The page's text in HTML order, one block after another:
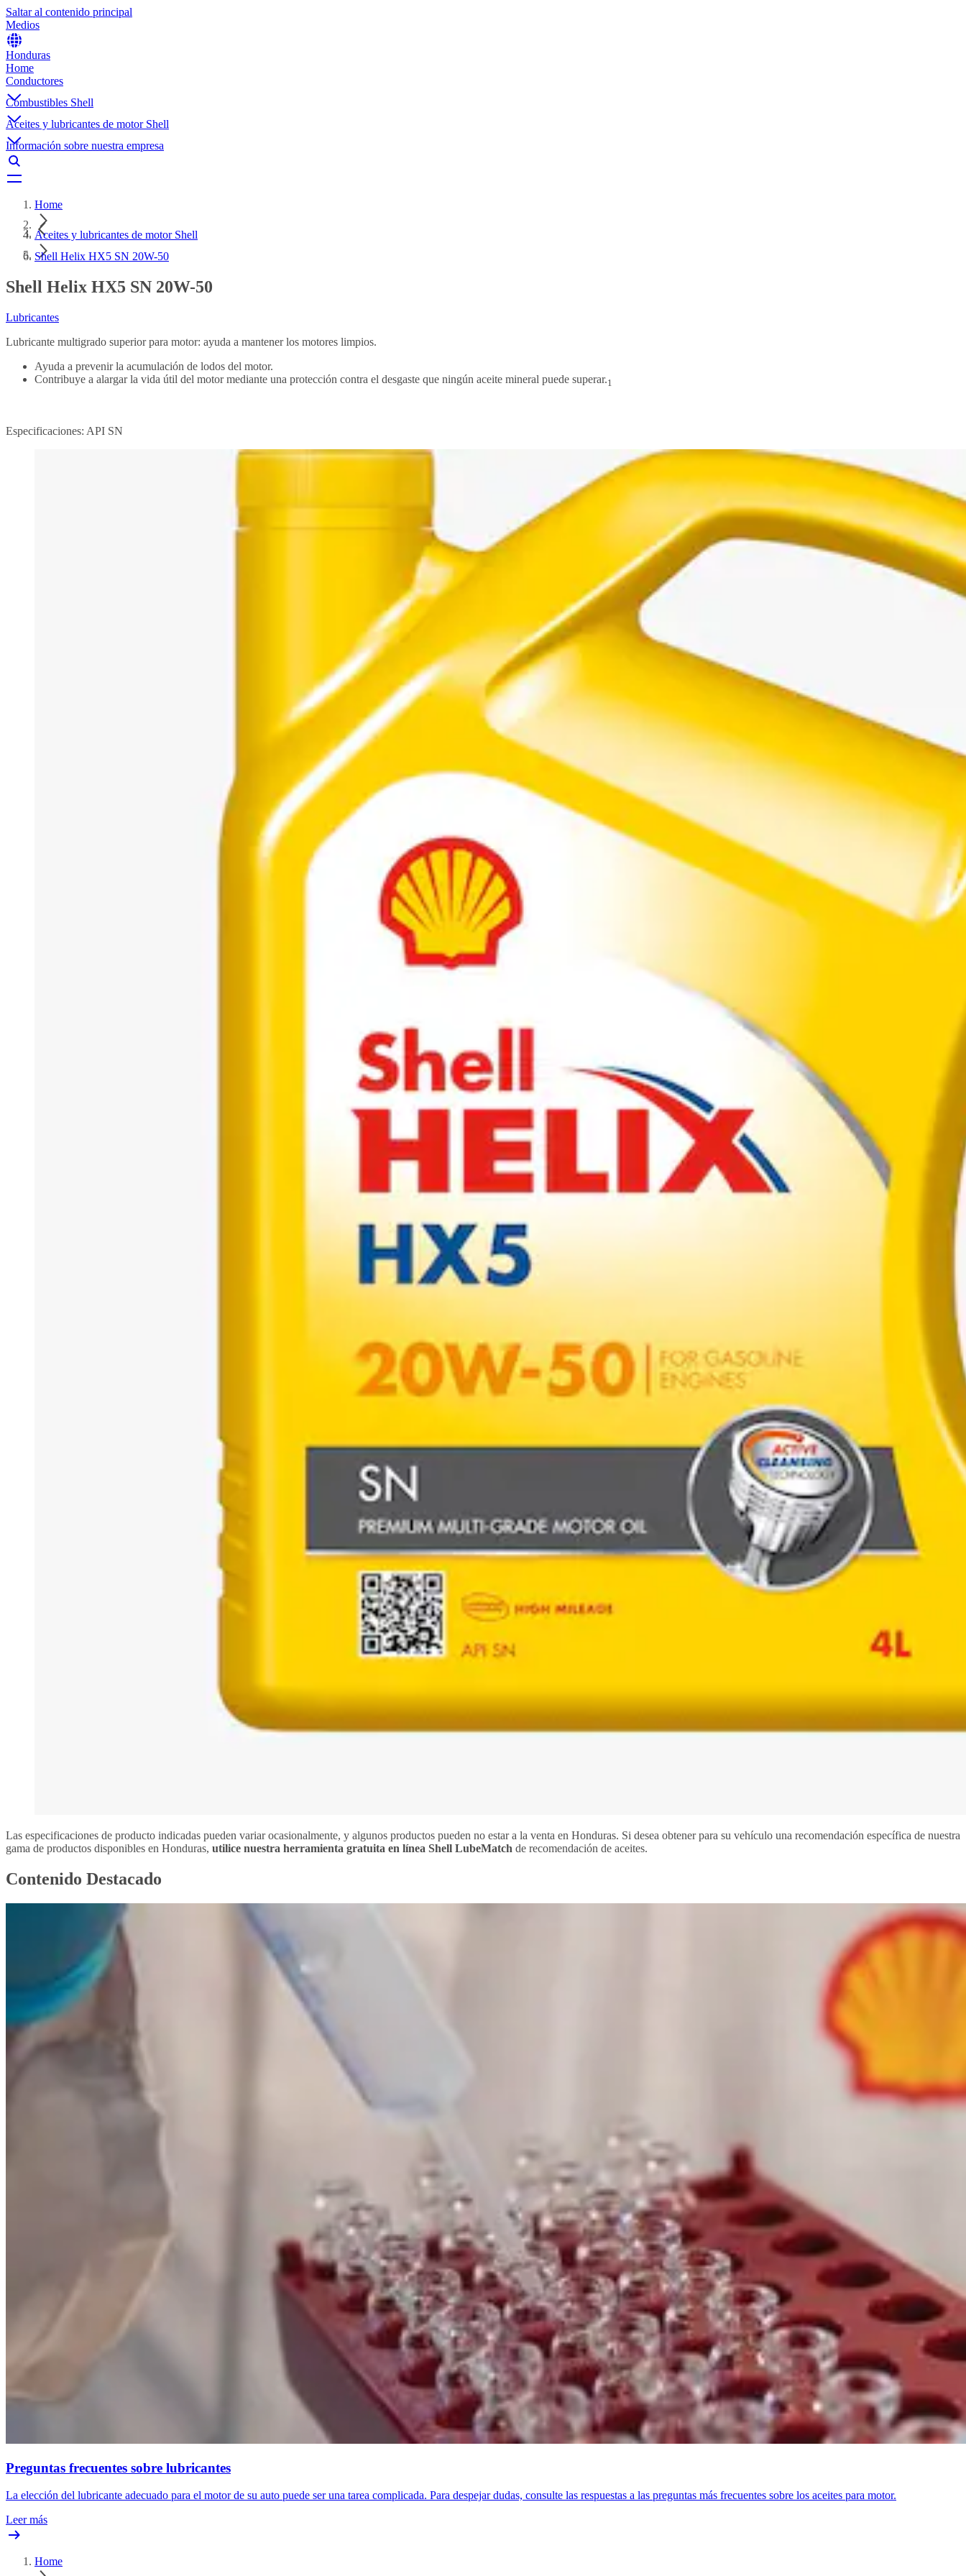
Saltar al contenido principal
Medios
Honduras
Home
Conductores
Combustibles Shell
Aceites y lubricantes de motor Shell
Información sobre nuestra empresa
Home
Aceites y lubricantes de motor Shell
Shell Helix HX5 SN 20W-50
Shell Helix HX5 SN 20W-50
Lubricantes
Lubricante multigrado superior para motor: ayuda a mantener los motores limpios.
Ayuda a prevenir la acumulación de lodos del motor.
Contribuye a alargar la vida útil del motor mediante una protección contra el desgaste que ningún aceite mineral puede superar.1
Especificaciones: API SN
Las especificaciones de producto indicadas pueden variar ocasionalmente, y algunos productos pueden no estar a la venta en Honduras. Si desea obtener para su vehículo una recomendación específica de nuestra
gama de productos disponibles en Honduras, utilice nuestra herramienta gratuita en línea Shell LubeMatch de recomendación de aceites.
Contenido Destacado
Preguntas frecuentes sobre lubricantes
La elección del lubricante adecuado para el motor de su auto puede ser una tarea complicada. Para despejar dudas, consulte las respuestas a las preguntas más frecuentes sobre los aceites para motor.
Leer más
Home